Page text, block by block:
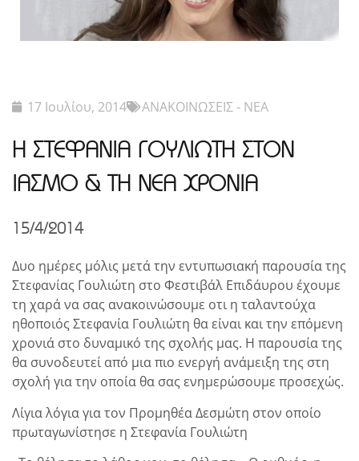
17 Ιουλίου, 2014 ΑΝΑΚΟΙΝΩΣΕΙΣ - ΝΕΑ
H ΣΤΕΦΑΝΙΑ ΓΟΥΛΙΩΤΗ ΣΤΟΝ
ΙΑΣΜΟ & ΤΗ ΝΕΑ ΧΡΟΝΙΑ
15/4/2014
Δυο ημέρες μόλις μετά την εντυπωσιακή παρουσία της
Στεφανίας Γουλιώτη στο Φεστιβάλ Επιδάυρου έχουμε
τη χαρά να σας ανακοινώσουμε οτι η ταλαντούχα
ηθοποιός Στεφανία Γουλιώτη θα είναι και την επόμενη
χρονιά στο δυναμικό της σχολής μας. Η παρουσία της
θα συνοδευτεί από μια πιο ενεργή ανάμειξη της στη
σχολή για την οποία θα σας ενημερώσουμε προσεχώς.
Λίγια λόγια για τον Προμηθέα Δεσμώτη στον οποίο
πρωταγωνίστησε η Στεφανία Γουλιώτη